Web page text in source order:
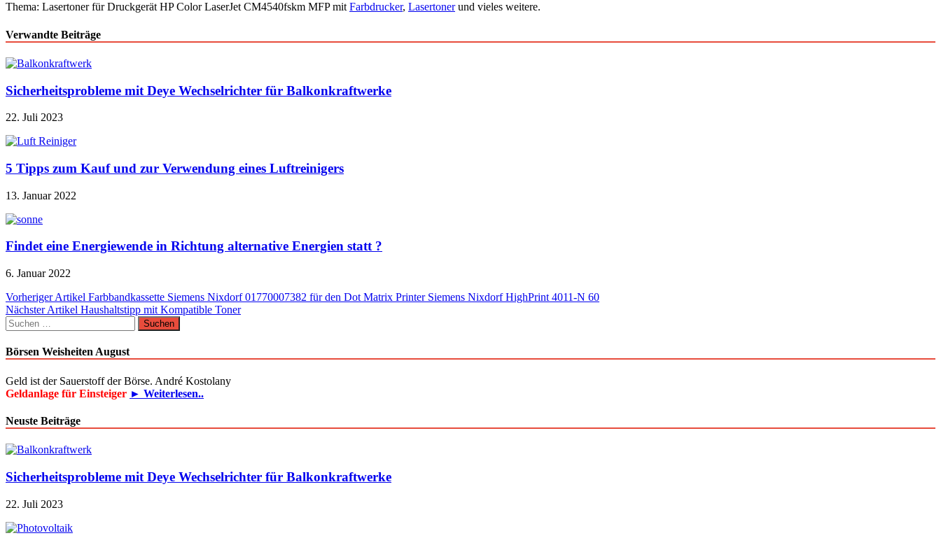
Thema: Lasertoner für Druckgerät HP Color LaserJet CM4540fskm MFP mit Farbdrucker, Lasertonerund vieles weitere.
Verwandte Beiträge
Sicherheitsprobleme mit Deye Wechselrichter für Balkonkraftwerke
22. Juli 2023
5 Tipps zum Kauf und zur Verwendung eines Luftreinigers
13. Januar 2022
Findet eine Energiewende in Richtung alternative Energien statt ?
6. Januar 2022
Beitragsnavigation
Vorheriger Artikel Farbbandkassette Siemens Nixdorf 01770007382 für den Dot Matrix Printer Siemens Nixdorf HighPrint 4011-N 60
Nächster Artikel Haushaltstipp mit Kompatible Toner
Suchen
nach:
Börsen Weisheiten August
Geld ist der Sauerstoff der Börse. André Kostolany
Geldanlage für Einsteiger ► Weiterlesen..
Neuste Beiträge
Sicherheitsprobleme mit Deye Wechselrichter für Balkonkraftwerke
22. Juli 2023